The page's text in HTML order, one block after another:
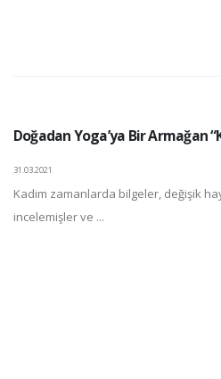
Doğadan Yoga’ya Bir Armağan
31.03.2021
Kadim zamanlarda bilgeler, değişik
incelemişler ve ...